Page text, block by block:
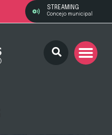
STREAMING
Concejo municipal